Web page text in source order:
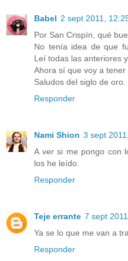
Babel 2 sept 2011,
Por San Crispín, qué
No tenía idea de que
Leí todas las anteriores
Ahora sí que voy a tener
Saludos del siglo de oro.
Responder
Nami Shion 3 sept
A ver si me pongo con
los he leído.
Responder
Teje errante 7 sept
Ya se lo que me van a
Responder